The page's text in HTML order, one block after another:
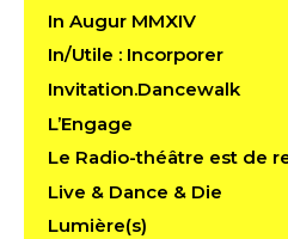
In Augur MMXIV
In/Utile : Incorporer
Invitation.Dancewalk
L’Engage
Le Radio-théâtre est de
Live & Dance & Die
Lumière(s)